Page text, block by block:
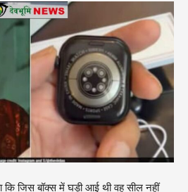
कि जिस बॉक्स में घड़ी आई थी वह सील नहीं